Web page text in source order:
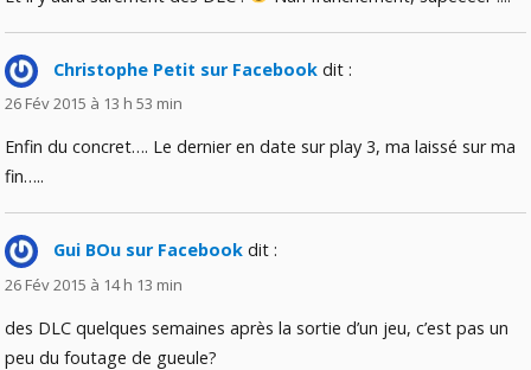
Christophe Petit sur Facebook dit :
26 Fév 2015 à 13 h 53 min
Enfin du concret…. Le dernier en date sur play 3, ma laissé sur ma
fin…..
Gui BOu sur Facebook dit :
26 Fév 2015 à 14 h 13 min
des DLC quelques semaines après la sortie d’un jeu, c’est pas un
peu du foutage de gueule?